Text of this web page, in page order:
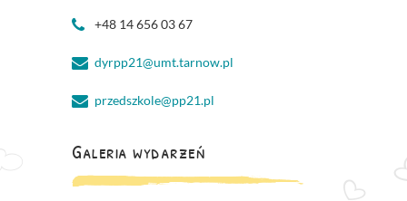
+48 14 656 03 67
dyrpp21@umt.tarnow.pl
przedszkole@pp21.pl
Galeria wydarzeń